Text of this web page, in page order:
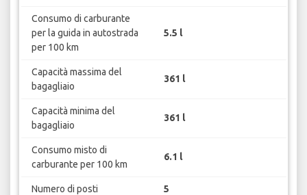
Consumo di carburante
per la guida in autostrada
per 100 km
5.5 l
Capacità massima del
bagagliaio
361 l
Capacità minima del
bagagliaio
361 l
Consumo misto di
carburante per 100 km
6.1 l
Numero di posti 5